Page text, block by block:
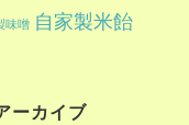
味噌 自家製米飴
ーカイブ